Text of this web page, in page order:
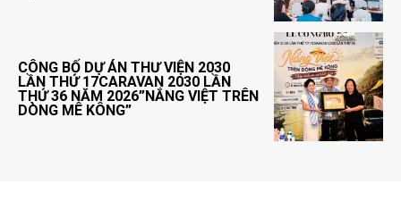
CÔNG BỐ DỰ ÁN THƯ VIỆN 2030
LẦN THỨ 17CARAVAN 2030 LẦN
THỨ 36 NĂM 2026”NẮNG VIỆT TRÊN
DÒNG MÊ KÔNG”